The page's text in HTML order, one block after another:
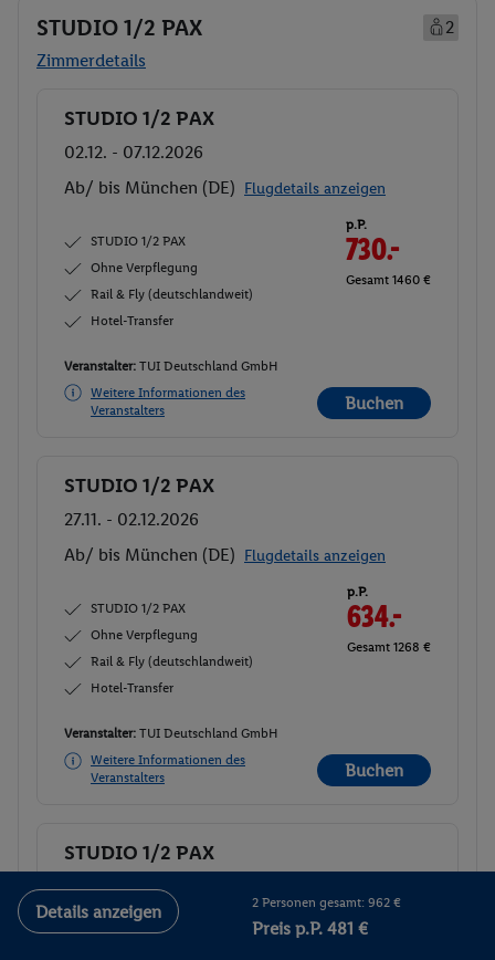
STUDIO 1/2 PAX
2
Zimmerdetails
Buchen
STUDIO 1/2 PAX
02.12. - 07.12.2026
Ab/ bis München (DE) Flugdetails anzeigen
STUDIO 1/2 PAX
Ohne Verpflegung
Rail & Fly (deutschlandweit)
Hotel-Transfer
p.P.
730.-
Gesamt 1460 €
Veranstalter: TUI Deutschland GmbH
Weitere Informationen des
Veranstalters
Buchen
Buchen
STUDIO 1/2 PAX
27.11. - 02.12.2026
Ab/ bis München (DE) Flugdetails anzeigen
STUDIO 1/2 PAX
Ohne Verpflegung
Rail & Fly (deutschlandweit)
Hotel-Transfer
p.P.
634.-
Gesamt 1268 €
Veranstalter: TUI Deutschland GmbH
Weitere Informationen des
Veranstalters
Buchen
Buchen
STUDIO 1/2 PAX
09.12. - 14.12.2026
Ab/ bis München (DE)
Flugdetails anzeigen
Details anzeigen 2 Personen gesamt: 962 €
Preis p.P. 481 €